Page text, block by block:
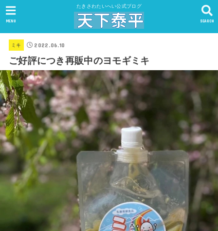
たきさわたいへい公式ブログ
SEARCH
MENU
ミキ 2022.06.10
ご好評につき再販中のヨモギミキ